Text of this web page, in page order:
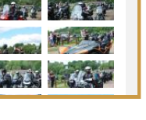
Gmina Siemiatycze